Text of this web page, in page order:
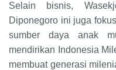
Selain bisnis,
Diponegoro ini juga
sumber daya anak
mendirikan Indonesia
membuat generasi